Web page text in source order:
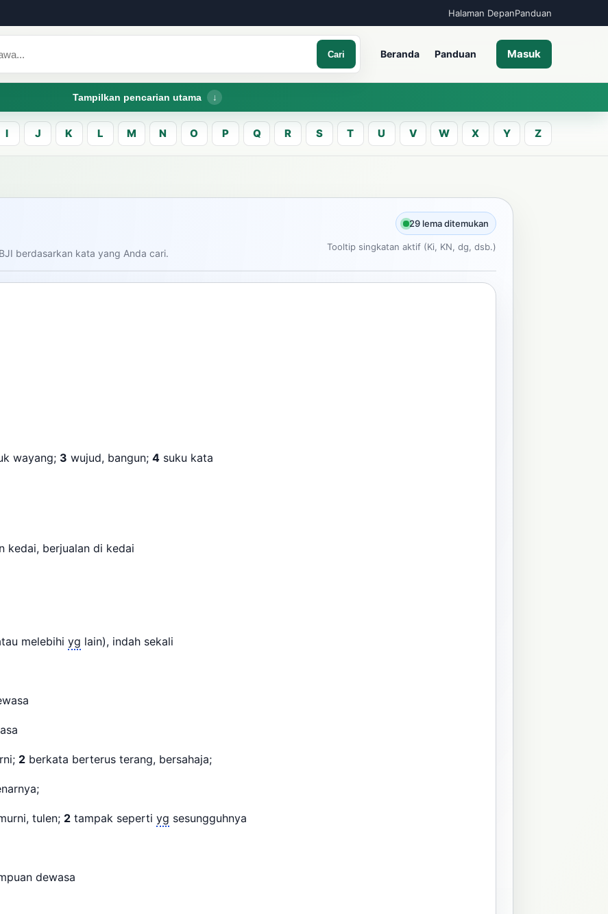
Halaman DepanPanduan
Cari Beranda Panduan Masuk
Tampilkan pencarian utama
bahasa Indonesia saat
Masukkan kata Jawa
I J K L M N O P Q R S T U V W X Y Z
berdasarkan kata yang Anda cari.
29 lema ditemukan
Tooltip singkatan aktif (Ki, KN, dg, dsb.)
wayang; 3 wujud, bangun; 4 suku kata
kedai, berjualan di kedai
melebihi yg lain), indah sekali
2 berkata berterus terang, bersahaja;
tulen; 2 tampak seperti yg sesungguhnya
dewasa